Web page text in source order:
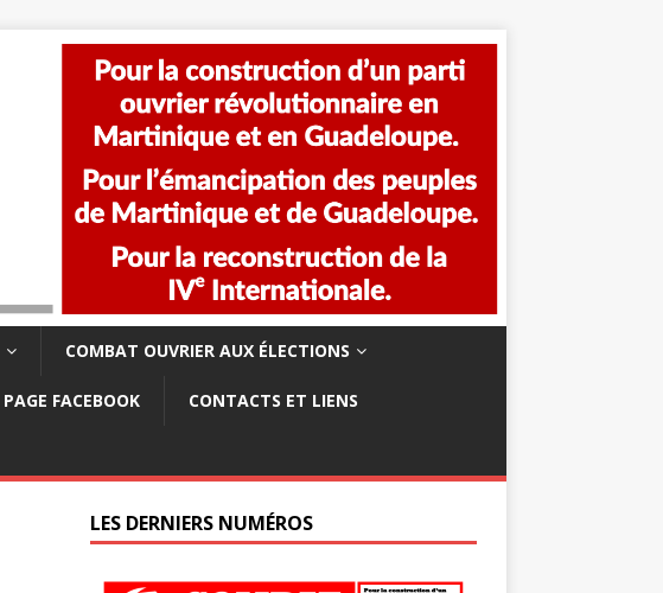
COMBAT OUVRIER AUX ÉLECTIONS
PAGE FACEBOOK CONTACTS ET LIENS
LES DERNIERS NUMÉROS